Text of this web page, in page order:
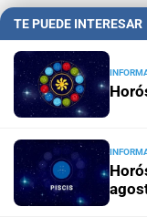
3
Investigan la
Santa Fe
4
Buscan
5
Quiénes eran
murieron tras
TE PUEDE INTERESAR